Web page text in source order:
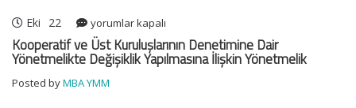
Eki 22
Kooperatif
ve
Üst
Kuruluşlarının
Denetimine
yorumlar kapalı
Kooperatif ve Üst Kuruluşlarının Denetimine Dair
Yönetmelikte Değişiklik Yapılmasına İlişkin Yönetmelik
Posted byMBA YMM